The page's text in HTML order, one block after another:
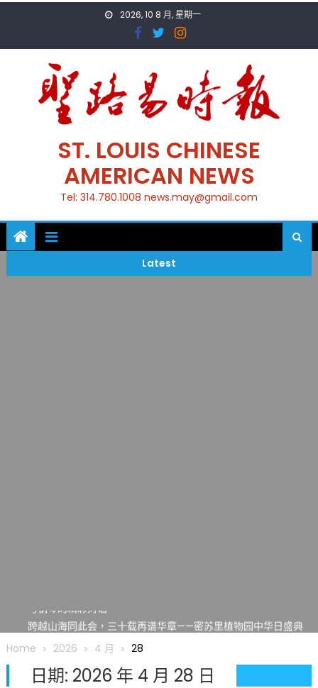
2026, 10 8 月, 星期一
ST. LOUIS CHINESE
AMERICAN NEWS
Tel: 314.780.1008 news.may@gmail.com
Latest
跨越山海同此会，三十载再谱华章——密苏里植物园中华日盛典
圣路易龙舟俱乐部5月16日龙舟体验日 邀请各界亲身体验划行乐
趣 + 水上竞速魅力
Home 2026 4 月 28
日期: 2026 年 4 月 28 日